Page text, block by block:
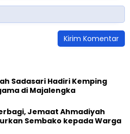
Sadasari Hadiri Kemping
di Majalengka
Jemaat Ahmadiyah
Sembako kepada Warga